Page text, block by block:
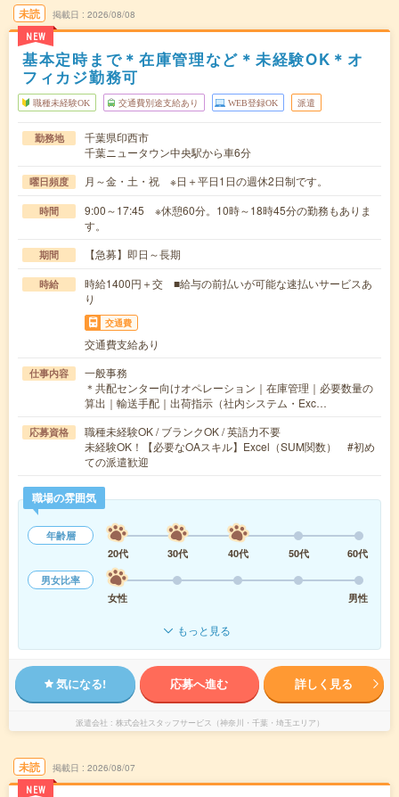
未読
NEW
掲載日 2026/08/08
基本定時まで＊在庫管理など＊未経験OK＊オ
フィカジ勤務可
職種未経験OK 交通費別途支給あり WEB登録OK 派遣
勤務地
千葉県印西市
千葉ニュータウン中央駅から車6分
曜日頻度 月～金・土・祝 ※日＋平日1日の週休2日制です。
時間
9:00～17:45 ※休憩60分。10時～18時45分の勤務もありま
す。
期間 【急募】即日～長期
時給
時給1400円＋交 ■給与の前払いが可能な速払いサービスあ
り
交通費
交通費支給あり
仕事内容
一般事務
＊共配センター向けオペレーション｜在庫管理｜必要数量の
算出｜輸送手配｜出荷指示（社内システム・Exc…
応募資格
職種未経験OK / ブランクOK / 英語力不要
未経験OK！【必要なOAスキル】Excel（SUM関数） #初め
ての派遣歓迎
職場の雰囲気
年齢層
20代
30代 40代 50代
60代
男女比率
女性
男性
もっと見る
気になる! 応募へ進む 詳しく見る
派遣会社 株式会社スタッフサービス（神奈川・千葉・埼玉エリア）
未読
NEW
掲載日 2026/08/07